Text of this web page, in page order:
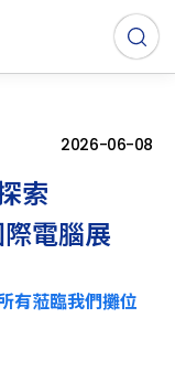
數據採集解決方案和
2026-06-08
索
電腦展
有蒞臨我們攤位